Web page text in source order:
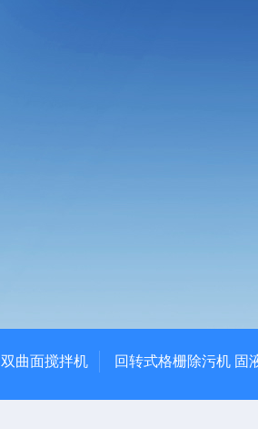
双曲面搅拌机 回转式格栅除污机 固